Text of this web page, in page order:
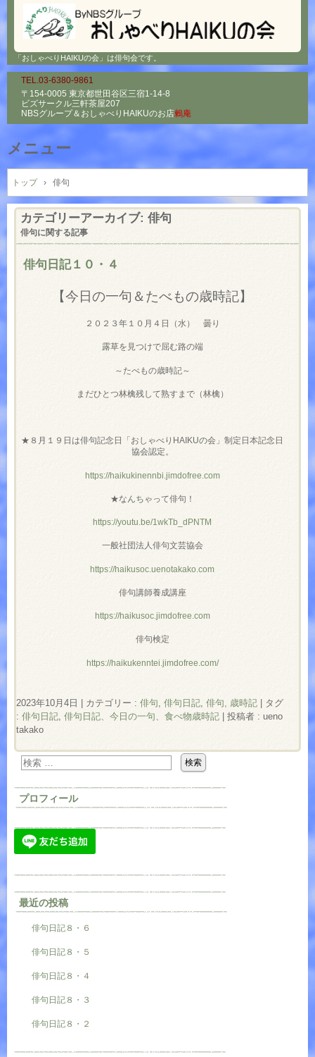
「おしゃべりHAIKUの会」は俳句会です。
TEL.03-6380-9861
〒154-0005 東京都世田谷区三宿1-14-8
ビズサークル三軒茶屋207
NBSグループ＆ おしゃべりHAIKUのお店鶫庵
メニュー
コ
ン
テ
ン
へ
トップ › 俳句
カテゴリーアーカイブ: 俳句
俳句に関する記事
俳句日記１０・４
【今日の一句＆たべもの歳時記】
２０２３年１０月４日（水） 曇り
露草を見つけで屈む路の端
～たべもの歳時記～
まだひとつ林檎残して熟すまで（林檎）
★８月１９日は俳句記念日「おしゃべりHAIKUの会」制定日本記念日
協会認定。
https://haikukinennbi.jimdofree.com
★なんちゃって俳句！
https://youtu.be/1wkTb_dPNTM
一般社団法人俳句文芸協会
https://haikusoc.uenotakako.com
俳句講師養成講座
https://haikusoc.jimdofree.com
俳句検定
https://haikukenntei.jimdofree.com/
2023年10月4日 | カテゴリー : 俳句 俳句日記 俳句, 歳時記 | タグ
: 俳句日記 俳句日記、今日の一句、食べ物歳時記 | 投稿者 : ueno
takako
プロフィール
最近の投稿
俳句日記８・６
俳句日記８・５
俳句日記８・４
俳句日記８・３
俳句日記８・２